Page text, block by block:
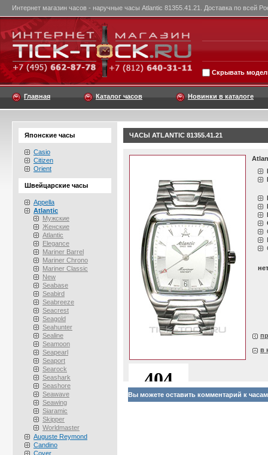
Интернет магазин часов - наручные часы Atlantic 81355.41.21. Доставка по всей
Скрывать
Главная Каталог часов Новинки в каталоге
Японские часы
Casio
Citizen
Orient
Швейцарские часы
Appella
Atlantic
Мужские
Женские
Atlantic
Elegance
Mariner Barrel
Mariner Chrono
Mariner Classic
New
Seabase
Seabird
Seabreeze
Seacrest
Seagold
Seahunter
Sealine
Seamoon
Seapearl
Seaport
Searock
Seashark
Seashore
Seawave
Seawing
Siaramic
Skipper
Worldmaster
Auguste Reymond
Candino
Cover
ЧАСЫ ATLANTIC 81355.41.21
в
Вы можете оставить комментарий к